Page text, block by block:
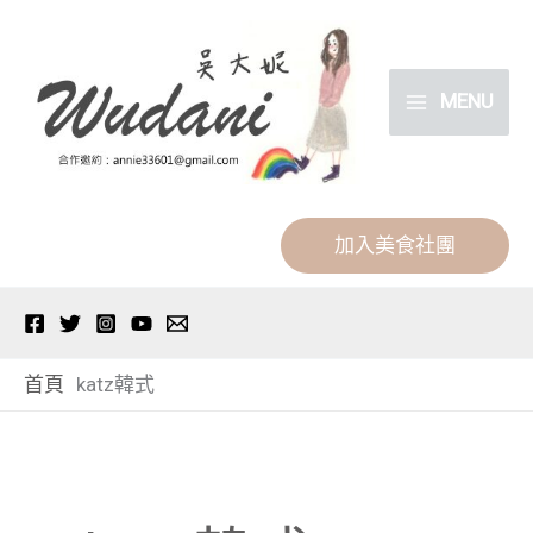
MENU
加入美食社團
首頁 katz韓式